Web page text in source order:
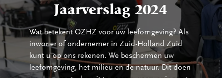
Jaarverslag 2024
Wat betekent OZHZ voor uw leefomgeving? Als
inwoner of ondernemer in Zuid-Holland Zuid
kunt u op ons rekenen. We beschermen uw
leefomgeving, het milieu en de natuur. Dit doen